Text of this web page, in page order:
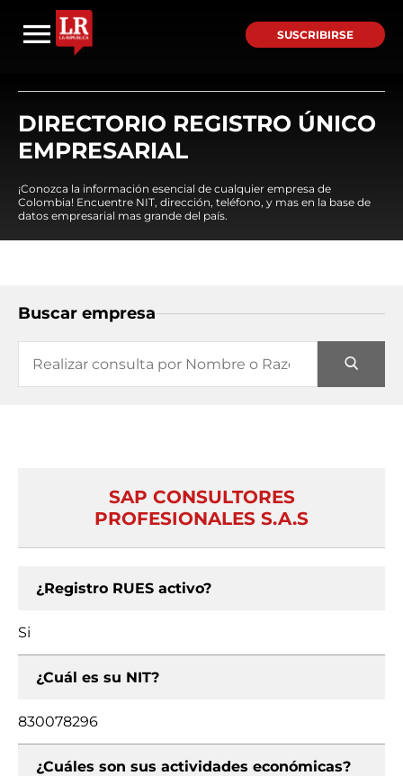
SUSCRIBIRSE
DIRECTORIO REGISTRO ÚNICO
EMPRESARIAL
¡Conozca la información esencial de cualquier empresa de
Colombia! Encuentre NIT, dirección, teléfono, y mas en la base de
datos empresarial mas grande del país.
Buscar empresa
SAP CONSULTORES
PROFESIONALES S.A.S
¿Registro RUES activo?
Si
¿Cuál es su NIT?
830078296
¿Cuáles son sus actividades económicas?